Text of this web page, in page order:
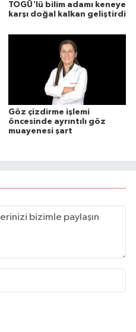
TOGÜ'lü bilim adamı keneye
karşı doğal kalkan geliştirdi
Göz çizdirme işlemi
öncesinde ayrıntılı göz
muayenesi şart